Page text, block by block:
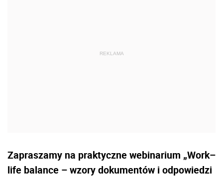
Zapraszamy na praktyczne webinarium „Work–
life balance – wzory dokumentów i odpowiedzi